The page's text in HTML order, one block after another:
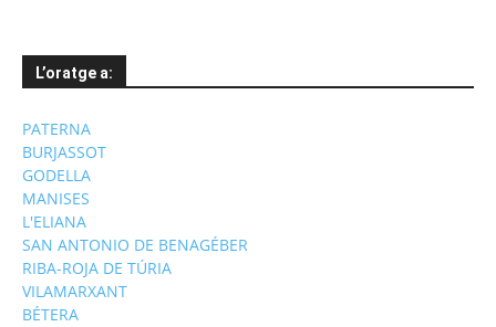
L’oratge a:
PATERNA
BURJASSOT
GODELLA
MANISES
L'ELIANA
SAN ANTONIO DE BENAGÉBER
RIBA-ROJA DE TÚRIA
VILAMARXANT
BÉTERA